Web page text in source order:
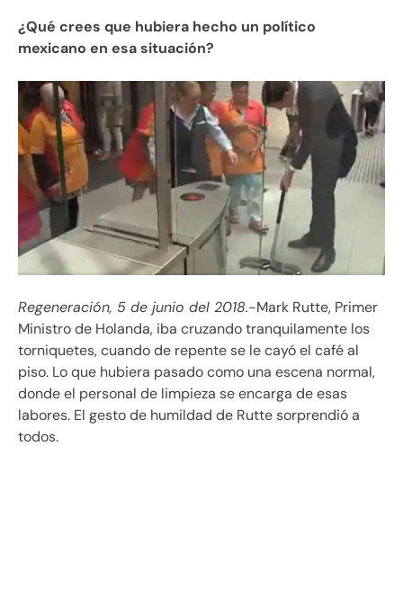
¿Qué crees que hubiera hecho un político
mexicano en esa situación?
Regeneración, 5 de junio del 2018.-Mark Rutte, Primer
Ministro de Holanda, iba cruzando tranquilamente los
torniquetes, cuando de repente se le cayó el café al
piso. Lo que hubiera pasado como una escena normal,
donde el personal de limpieza se encarga de esas
labores. El gesto de humildad de Rutte sorprendió a
todos.